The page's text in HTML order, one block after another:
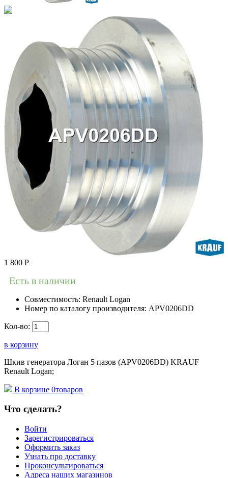
1 800 Р
Есть в наличии
Совместимость: Renault Logan
Номер по каталогу производителя: APV0206DD
Кол-во:
в корзину
Шкив генератора Логан 5 пазов (APV0206DD) KRAUF
Renault Logan;
В корзине 0товаров
Что сделать?
Войти
Зарегистрироваться
Оформить заказ
Узнать про доставку
Проконсультироваться
Адреса наших магазинов